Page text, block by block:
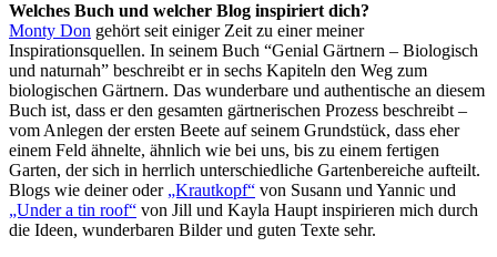
Welches Buch und welcher Blog inspiriert dich?
Monty Don gehört seit einiger Zeit zu einer meiner
Inspirationsquellen. In seinem Buch “Genial Gärtnern – Biologisch
und naturnah” beschreibt er in sechs Kapiteln den Weg zum
biologischen Gärtnern. Das wunderbare und authentische an diesem
Buch ist, dass er den gesamten gärtnerischen Prozess beschreibt –
vom Anlegen der ersten Beete auf seinem Grundstück, dass eher
einem Feld ähnelte, ähnlich wie bei uns, bis zu einem fertigen
Garten, der sich in herrlich unterschiedliche Gartenbereiche aufteilt.
Blogs wie deiner oder „Krautkopf“ von Susann und Yannic und
„Under a tin roof“ von Jill und Kayla Haupt inspirieren mich durch
die Ideen, wunderbaren Bilder und guten Texte sehr.